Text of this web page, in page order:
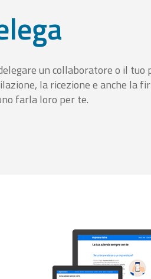
un collaboratore o il tuo
la ricezione e anche la
farla loro per te.